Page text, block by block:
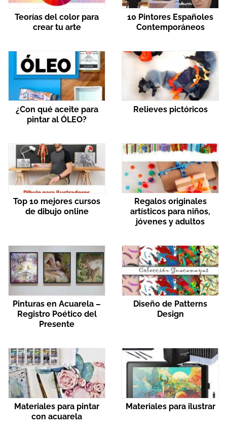
Teorías del color para
crear tu arte
10 Pintores Españoles
Contemporáneos
¿Con qué aceite para
pintar al ÓLEO?
Relieves pictóricos
Top 10 mejores cursos
de dibujo online
Regalos originales
artísticos para niños,
jóvenes y adultos
Pinturas en Acuarela –
Registro Poético del
Presente
Diseño de Patterns
Design
Materiales para pintar
con acuarela
Materiales para ilustrar